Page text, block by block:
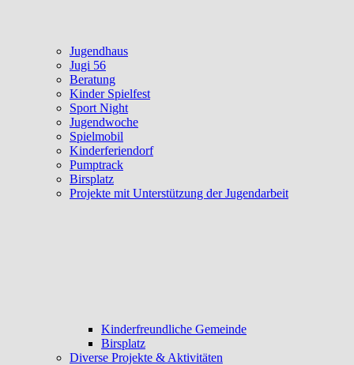
Jugendhaus
Jugi 56
Beratung
Kinder Spielfest
Sport Night
Jugendwoche
Spielmobil
Kinderferiendorf
Pumptrack
Birsplatz
Projekte mit Unterstützung der Jugendarbeit
Kinderfreundliche Gemeinde
Birsplatz
Diverse Projekte & Aktivitäten